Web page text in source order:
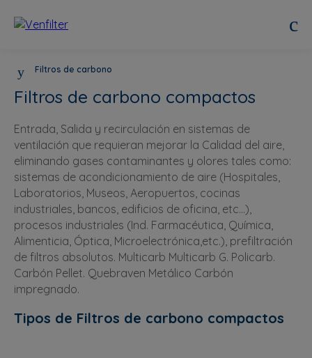
Filtros de carbono
Filtros de carbono compactos
Entrada, Salida y recirculación en sistemas de
ventilación que requieran mejorar la Calidad del aire,
eliminando gases contaminantes y olores tales como:
sistemas de acondicionamiento de aire (Hospitales,
Laboratorios, Museos, Aeropuertos, cocinas
industriales, bancos, edificios de oficina, etc…),
procesos industriales (Ind. Farmacéutica, Química,
Alimenticia, Óptica, Microelectrónica,etc.), prefiltración
de filtros absolutos. Multicarb Multicarb G. Policarb.
Carbón Pellet. Quebraven Metálico Carbón
impregnado.
Tipos de Filtros de carbono compactos